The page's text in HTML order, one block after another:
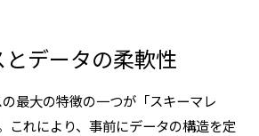
データの柔軟性
最大の特徴の一つが「スキーマレ
これにより、事前にデータの構造を定